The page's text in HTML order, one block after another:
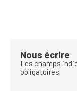
Nous écrire
Les champs
obligatoires